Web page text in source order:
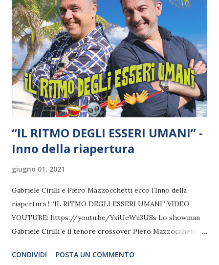
Galatone fondono melodie e musica, interpretando a modo
loro le colonne sonore che hanno reso immortali i film e le
opere di grandi registi e grandi compositori. Così, come in
un grande zapping musicale, si passa dalle atmosfere di
WEST SIDE STORY a quelle di MOULIN ROUGE, da quelle
de IL POSTINO a quelle di RO...
“IL RITMO DEGLI ESSERI UMANI” -
Inno della riapertura
giugno 01, 2021
Gabriele Cirilli e Piero Mazzocchetti ecco l’Inno della
riapertura ! “IL RITMO DEGLI ESSERI UMANI” VIDEO
YOUTUBE: https://youtu.be/YxiUeWu3USs Lo showman
Gabriele Cirilli e il tenore crossover Piero Mazzocchetti
esseri umani”. Il brano, dal dichiarato sapore estivo, è un
CONDIVIDI
POSTA UN COMMENTO